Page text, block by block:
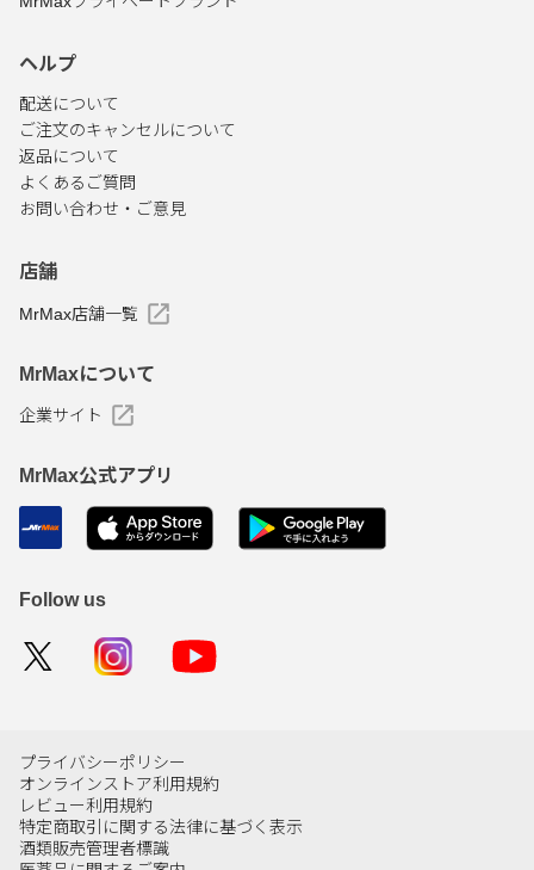
ヘルプ
配送について
ご注文のキャンセルについて
返品について
よくあるご質問
お問い合わせ・ご意見
店舗
MrMax店舗一覧
MrMaxについて
企業サイト
MrMax公式アプリ
Follow us
プライバシーポリシー
オンラインストア利用規約
レビュー利用規約
特定商取引に関する法律に基づく表示
酒類販売管理者標識